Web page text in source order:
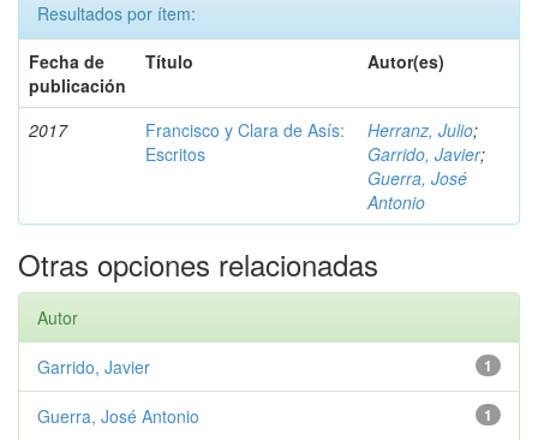
Resultados por ítem:
Fecha de
publicación
Título Autor(es)
2017
Francisco y Clara de Asís:
Escritos
Herranz, Julio;
Garrido, Javier;
Guerra, José
Antonio
Otras opciones relacionadas
Autor
1
Garrido, Javier
1
Guerra, José Antonio